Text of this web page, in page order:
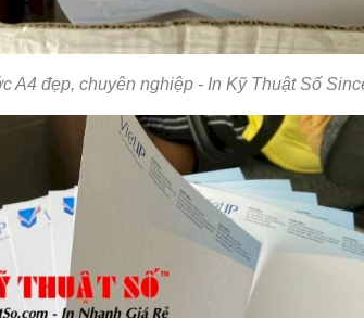
A4 đẹp, chuyên nghiệp - In Kỹ Thuật Số